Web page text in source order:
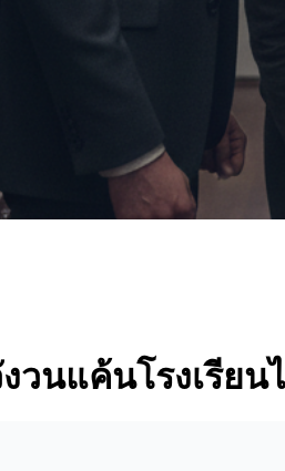
วนแค้นโรงเรีย